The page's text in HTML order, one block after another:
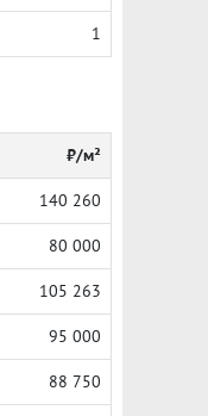
1
₽/м²
140 260
80 000
105 263
95 000
88 750